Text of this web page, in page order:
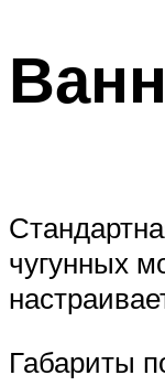
чугунных
Габариты